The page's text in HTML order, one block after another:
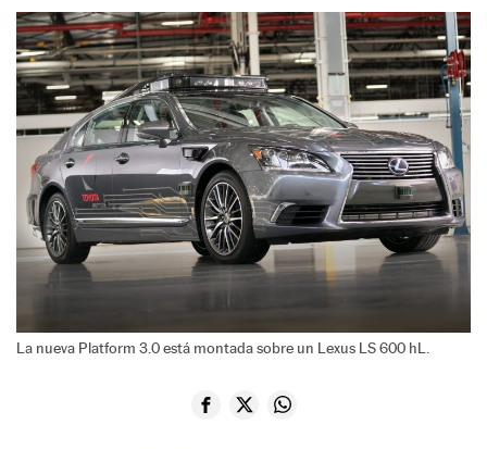
La nueva Platform 3.0 está montada sobre un Lexus LS 600 hL.